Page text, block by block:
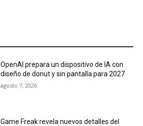
OpenAI prepara un dispositivo de IA con
diseño de donut y sin pantalla para 2027
agosto 7, 2026
Game Freak revela nuevos detalles del